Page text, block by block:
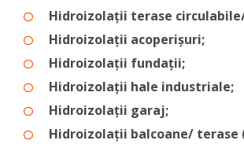
Hidroizolații terase
Hidroizolații acoperișuri;
Hidroizolații fundații;
Hidroizolații hale industriale;
Hidroizolații garaj;
Hidroizolații balcoane/ terase